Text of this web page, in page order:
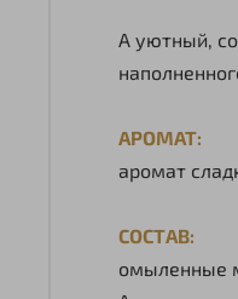
А уютный,
АРОМАТ:
аромат
СОСТАВ:
омыленные